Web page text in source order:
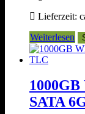
Lieferzeit:
Weiterlesen
SATA